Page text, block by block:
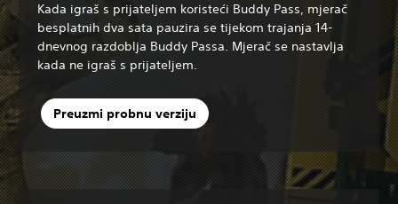
Kada igraš s prijateljem koristeći Buddy Pass, mjerač
besplatnih dva sata pauzira se tijekom trajanja 14-
dnevnog razdoblja Buddy Passa. Mjerač se nastavlja
kada ne igraš s prijateljem.
Preuzmi probnu verziju